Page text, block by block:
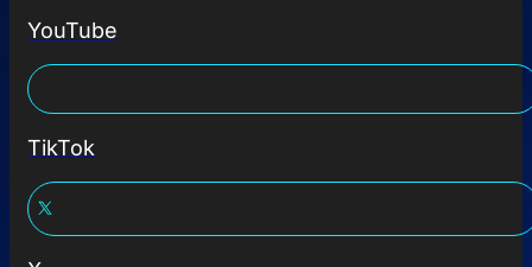
YouTube
TikTok